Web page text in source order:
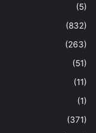
(5)
(832)
(263)
(51)
(11)
(1)
(371)